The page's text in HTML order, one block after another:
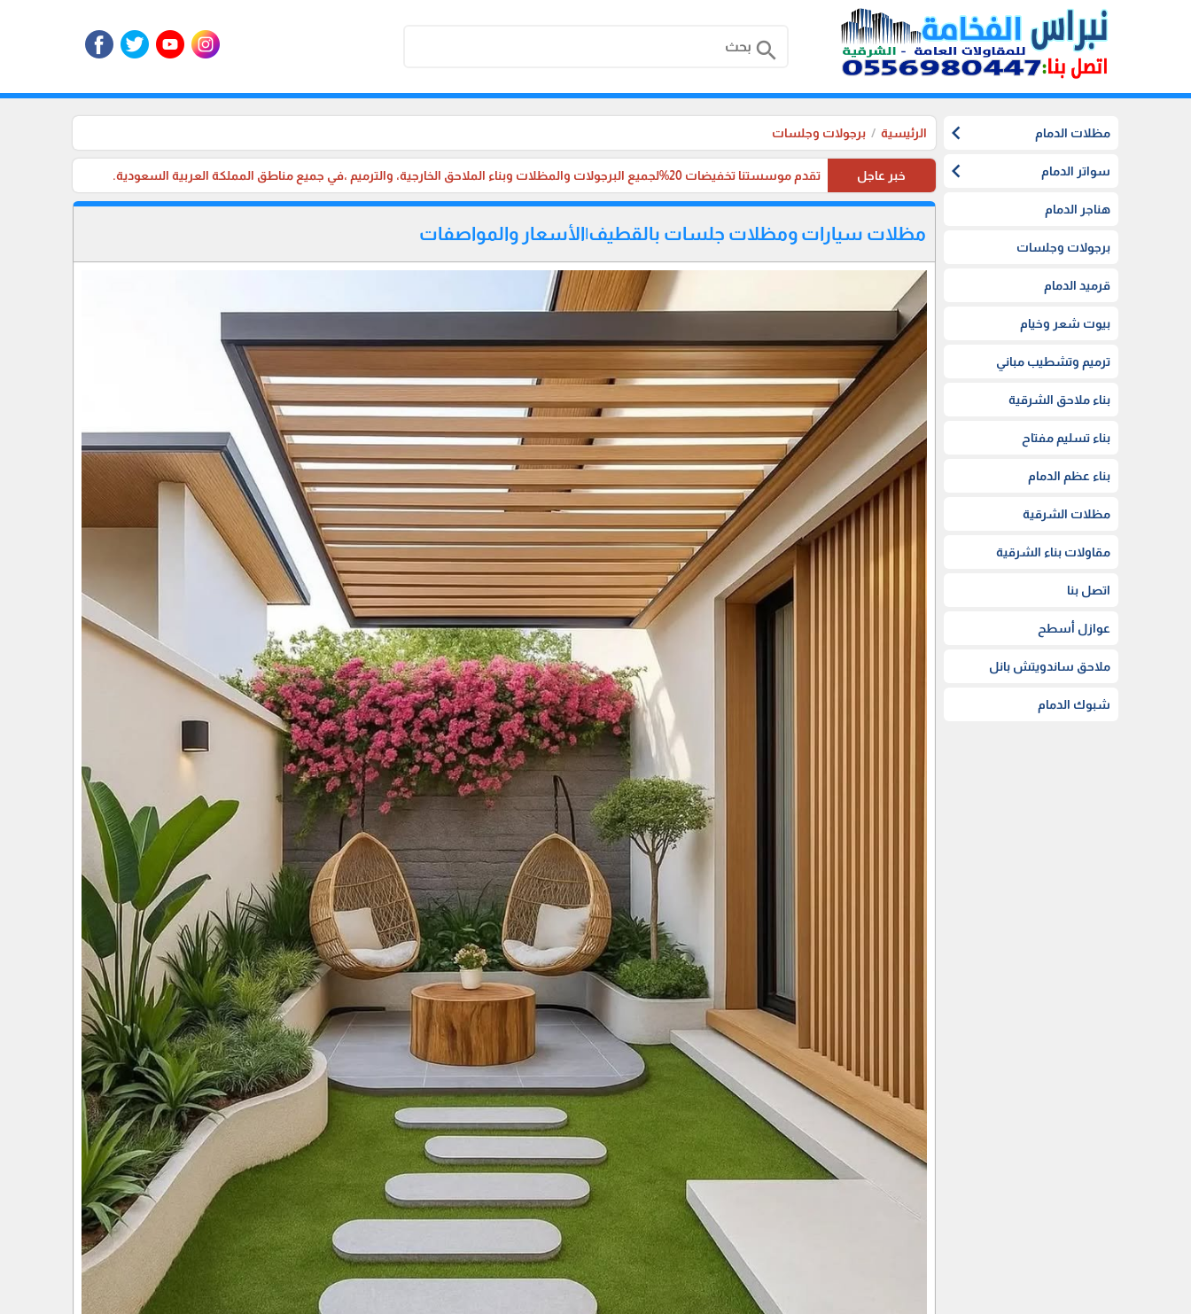
search
مظلات الدمام chevron_left
سواتر الدمام chevron_left
هناجر الدمام
برجولات وجلسات
قرميد الدمام
بيوت شعر وخيام
ترميم وتشطيب مباني
بناء ملاحق الشرقية
بناء تسليم مفتاح
بناء عظم الدمام
مظلات الشرقية
مقاولات بناء الشرقية
اتصل بنا
عوازل أسطح
ملاحق ساندويتش بانل
شبوك الدمام
الرئيسية برجولات وجلسات
خبر عاجل تقدم موسستنا تخفيضات 20%لجميع البرجولات والمظلات وبناء الملاحق الخارجية، والترميم ،في جميع مناطق المملكة العربية السعودية.
مظلات سيارات ومظلات جلسات بالقطيف|الأسعار والمواصفات